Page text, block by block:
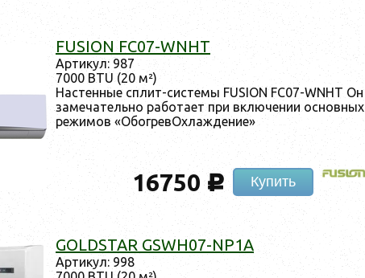
FUSION FC07-WNHT
Ар­ти­кул: 987
7000 BTU (20 м²)
Нас­тенные сплит-сис­те­мы FUSION FC07-WNHT Он
за­меча­тель­но ра­бота­ет при вклю­чении ос­новных
ре­жимов «Обог­ре­вОх­лажде­ние»
16750c Купить
GOLDSTAR GSWH07-NP1A
Ар­ти­кул: 998